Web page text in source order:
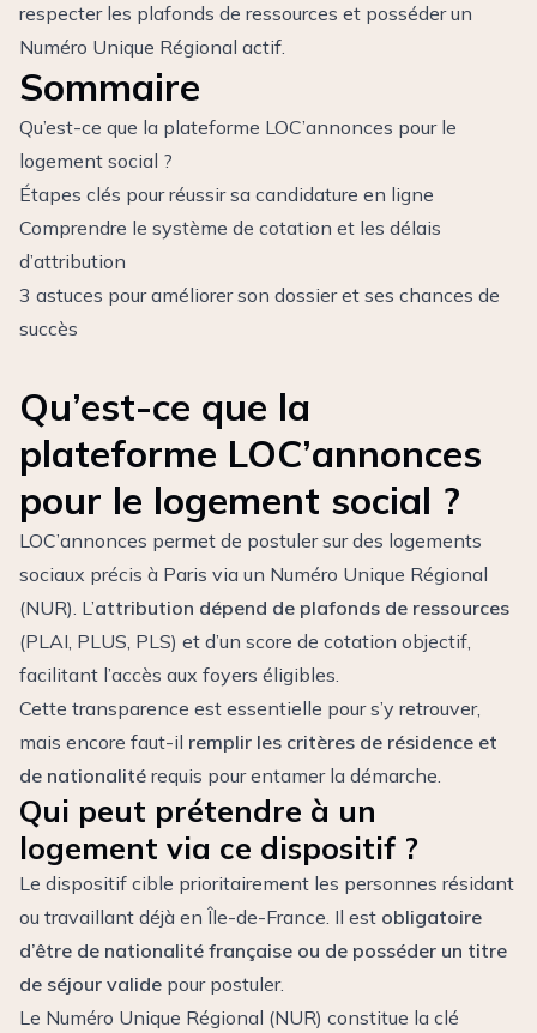
respecter les plafonds de ressources et posséder un
Numéro Unique Régional actif.
Sommaire
Qu’est-ce que la plateforme LOC’annonces pour le
logement social ?
Étapes clés pour réussir sa candidature en ligne
Comprendre le système de cotation et les délais
d’attribution
3 astuces pour améliorer son dossier et ses chances de
succès
Qu’est-ce que la
plateforme LOC’annonces
pour le logement social ?
LOC’annonces permet de postuler sur des logements
sociaux précis à Paris via un Numéro Unique Régional
(NUR). L’attribution dépend de plafonds de ressources
(PLAI, PLUS, PLS) et d’un score de cotation objectif,
facilitant l’accès aux foyers éligibles.
Cette transparence est essentielle pour s’y retrouver,
mais encore faut-il remplir les critères de résidence et
de nationalité requis pour entamer la démarche.
Qui peut prétendre à un
logement via ce dispositif ?
Le dispositif cible prioritairement les personnes résidant
ou travaillant déjà en Île-de-France. Il est obligatoire
d’être de nationalité française ou de posséder un titre
de séjour valide pour postuler.
Le Numéro Unique Régional (NUR) constitue la clé